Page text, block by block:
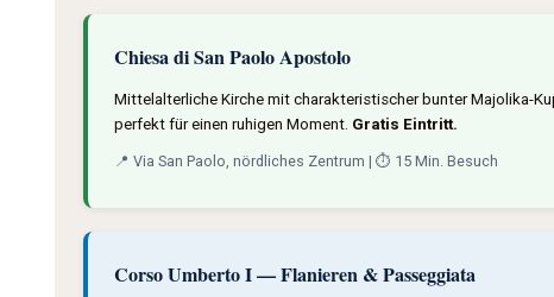
Chiesa di San Paolo Apostolo
Mittelalterliche Kirche mit charakteristischer bunter Majolika-
perfekt für einen ruhigen Moment. Gratis Eintritt.
📍 Via San Paolo, nördliches Zentrum | ⏱️ 15 Min. Besuch
Corso Umberto I — Flanieren & Passeggiata